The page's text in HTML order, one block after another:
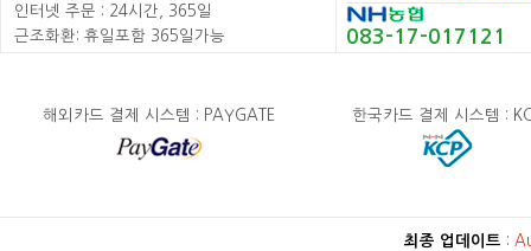
인터넷 주문 : 24시간, 365일
근조화환: 휴일포함 365일가능
083-17-017121
해외카드 결제 시스템 : PAYGATE 한국카드 결제 시스템 :
최종 업데이트 :